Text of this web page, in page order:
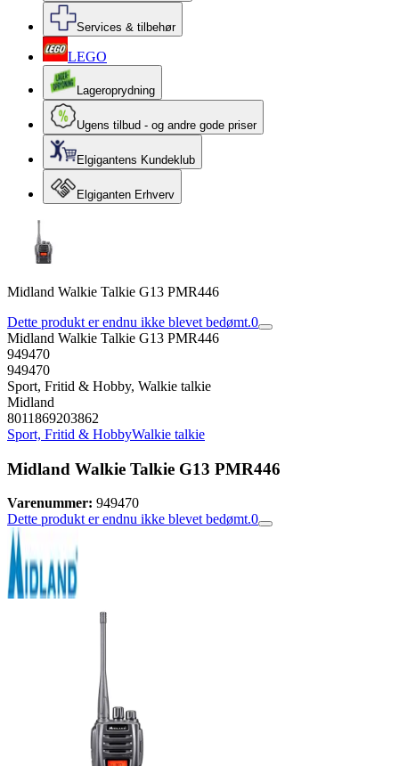
Services & tilbehør
LEGO
Lageroprydning
Ugens tilbud - og andre gode priser
Elgigantens Kundeklub
Elgiganten Erhverv
Midland Walkie Talkie G13 PMR446
Dette produkt er endnu ikke blevet bedømt.0
Midland Walkie Talkie G13 PMR446
949470
949470
Sport, Fritid & Hobby, Walkie talkie
Midland
8011869203862
Sport, Fritid & HobbyWalkie talkie
Midland Walkie Talkie G13 PMR446
Varenummer: 949470
Dette produkt er endnu ikke blevet bedømt.0